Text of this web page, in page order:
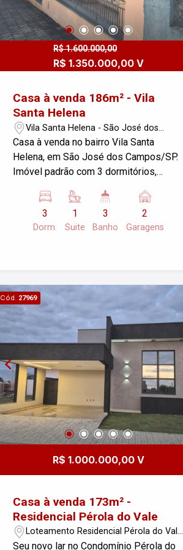
R$ 1.600.000,00
R$ 1.350.000,00 V
Casa à venda 186m² - Vila
Santa Helena
Vila Santa Helena - São José dos
Campos/SP
Casa à venda no bairro Vila Santa
Helena, em São José dos Campos/SP.
Imóvel padrão com 3 dormitórios,
lavabo, 02 salas com varanda, cozinha
com armários e 2 garagens. A área
construída é de 186,00 m², enquanto a
informações, entre em contato!
3
Dorm.
1
Suite
3
Banho
2
Garagens
Cód. 27969
R$ 1.000.000,00 V
Casa à venda 173m² -
Residencial Pérola do Vale
Loteamento Residencial Pérola do Vale
- Tremembé/SP
Seu novo lar no Condomínio Pérola do